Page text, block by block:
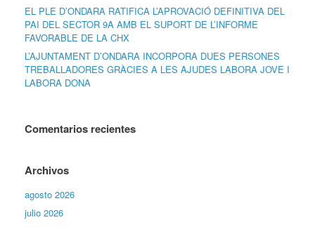
EL PLE D’ONDARA RATIFICA L’APROVACIÓ DEFINITIVA DEL
PAI DEL SECTOR 9A AMB EL SUPORT DE L’INFORME
FAVORABLE DE LA CHX
L’AJUNTAMENT D’ONDARA INCORPORA DUES PERSONES
TREBALLADORES GRÀCIES A LES AJUDES LABORA JOVE I
LABORA DONA
Comentarios recientes
Archivos
agosto 2026
julio 2026